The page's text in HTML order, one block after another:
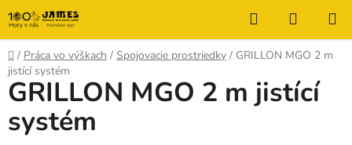
Prejsť
na
obsah
Hľadať
KOŠÍK
Domov
/ Práca vo výškach / Spojovacie prostriedky / GRILLON MGO 2 m
jistící systém
GRILLON MGO 2 m jistící
systém